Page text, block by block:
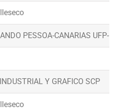
PESSOA-CANARIAS UFP-C
Y GRAFICO SCP